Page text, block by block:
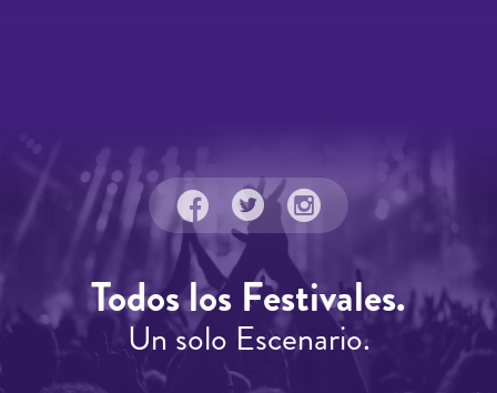
Todos los Festivales.
Un solo Escenario.